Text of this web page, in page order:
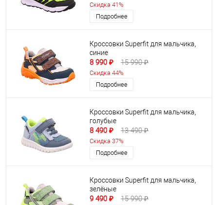
Скидка 41%
Подробнее
Кроссовки Superfit для мальчика,
синие
8 990 ₽ 15 990 ₽
Скидка 44%
Подробнее
Кроссовки Superfit для мальчика,
голубые
8 490 ₽ 13 490 ₽
Скидка 37%
Подробнее
Кроссовки Superfit для мальчика,
зелёные
9 490 ₽ 15 990 ₽